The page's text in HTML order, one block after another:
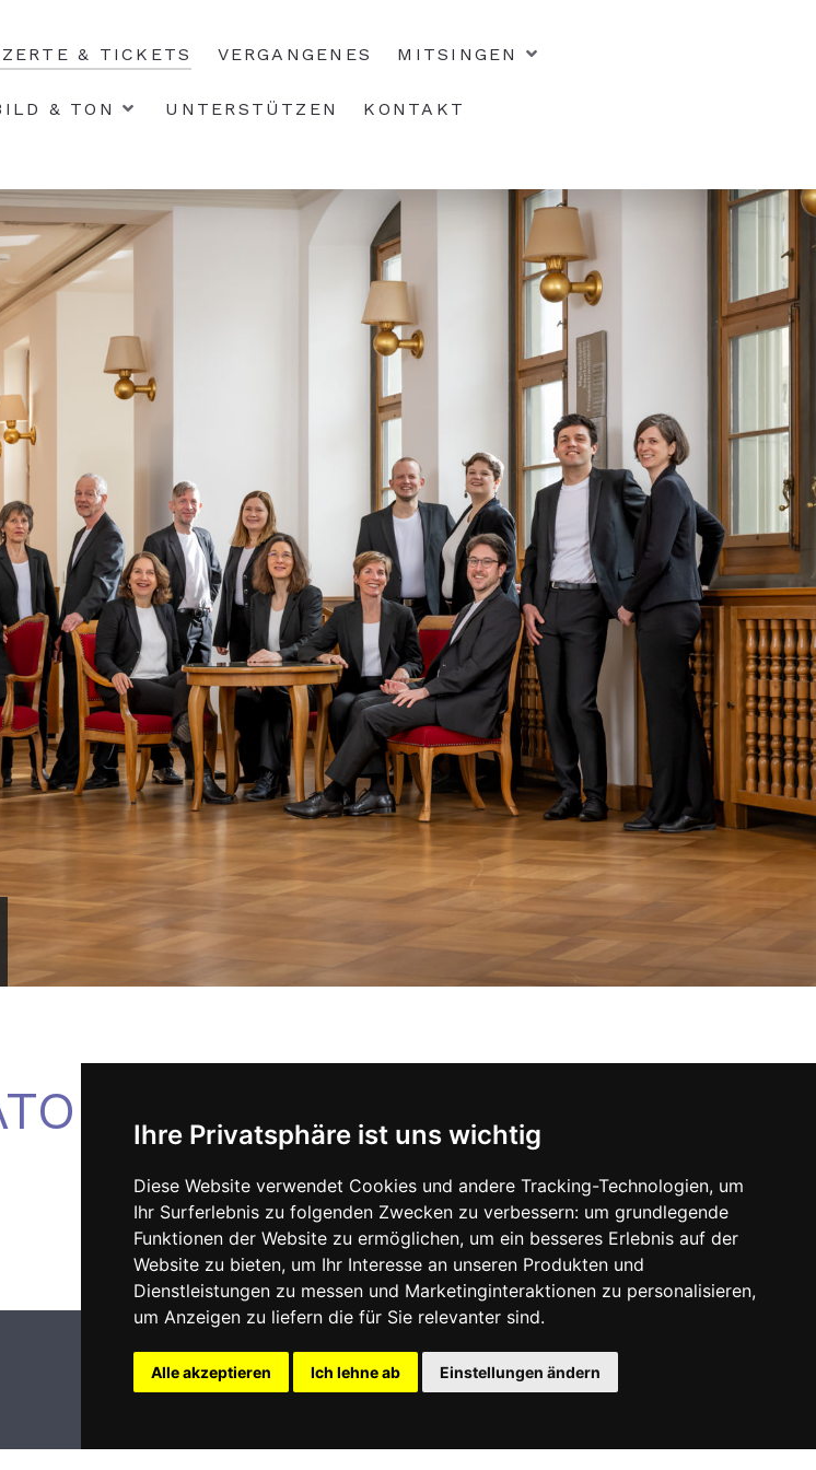
Ihre Privatsphäre ist uns wichtig
Diese Website verwendet Cookies und andere Tracking-Technologien, um
Ihr Surferlebnis zu folgenden Zwecken zu verbessern: um grundlegende
Funktionen der Website zu ermöglichen, um ein besseres Erlebnis auf der
Website zu bieten, um Ihr Interesse an unseren Produkten und
Dienstleistungen zu messen und Marketinginteraktionen zu personalisieren,
um Anzeigen zu liefern die für Sie relevanter sind.
Alle akzeptieren Ich lehne ab Einstellungen ändern
& TICKETS VERGANGENES MITSINGEN
& TON UNTERSTÜTZEN KONTAKT
– KANTATEN